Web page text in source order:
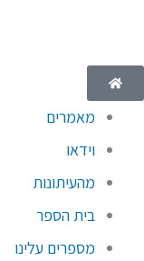
מאמרים
וידאו
מהעיתונות
בית הספר
מספרים עלינו